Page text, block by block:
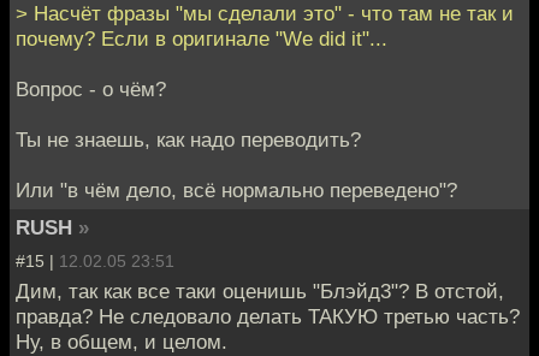
> Насчёт фразы "мы сделали это" - что там не так и
почему? Eсли в оригинале "We did it"...
Вопрос - о чём?
Ты не знаешь, как надо переводить?
Или "в чём дело, всё нормально переведено"?
RUSH »
#15 | 12.02.05 23:51
Дим, так как все таки оценишь "Блэйд3"? В отстой,
правда? Не следовало делать ТАКУЮ третью часть?
Ну, в общем, и целом.